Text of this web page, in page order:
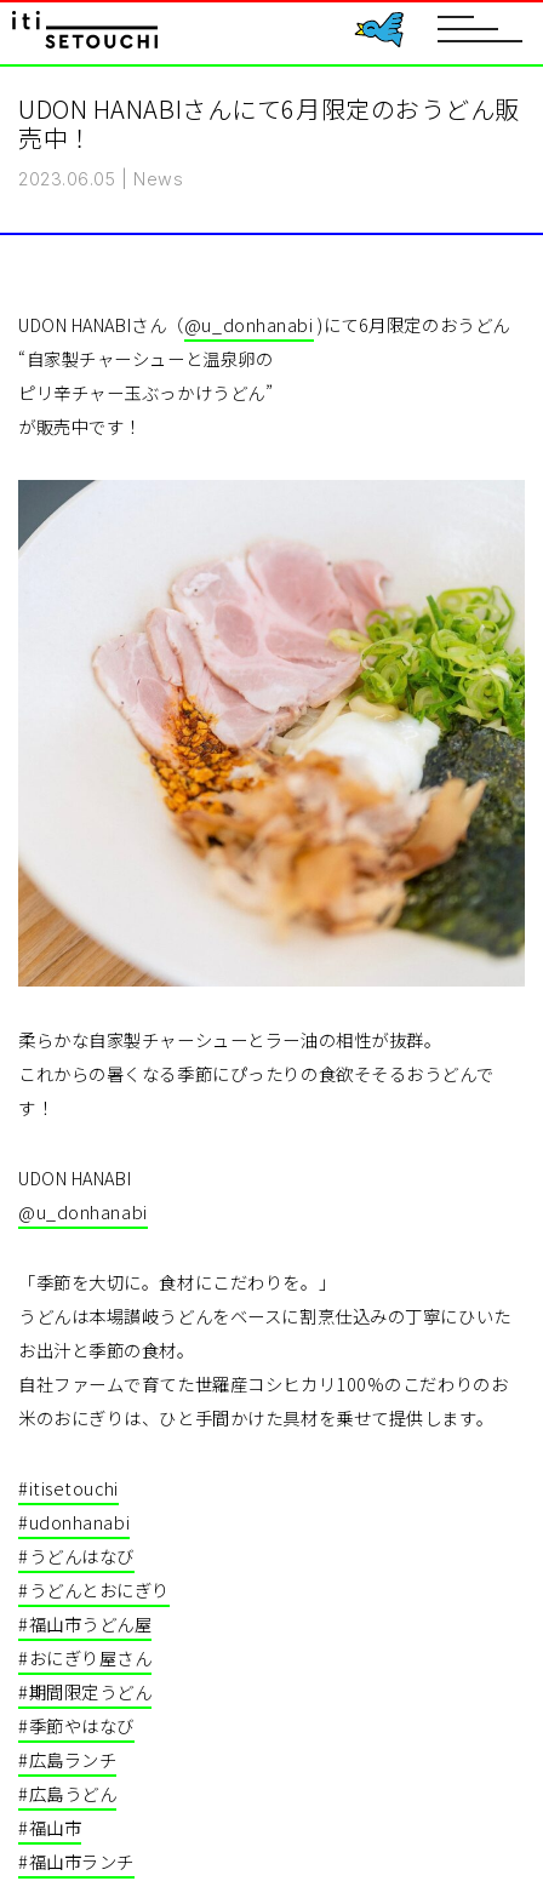
toggle
UDON HANABIさんにて6月限定のおうどん販
売中！
2023.06.05 News
UDON HANABIさん（@u_donhanabi )にて6月限定のおうどん
“自家製チャーシューと温泉卵の
ピリ辛チャー玉ぶっかけうどん”
が販売中です！
柔らかな自家製チャーシューとラー油の相性が抜群。
これからの暑くなる季節にぴったりの食欲そそるおうどんで
す！
UDON HANABI
@u_donhanabi
「季節を大切に。食材にこだわりを。」
うどんは本場讃岐うどんをベースに割烹仕込みの丁寧にひいた
お出汁と季節の食材。
自社ファームで育てた世羅産コシヒカリ100%のこだわりのお
米のおにぎりは、ひと手間かけた具材を乗せて提供します。
#itisetouchi
#udonhanabi
#うどんはなび
#うどんとおにぎり
#福山市うどん屋
#おにぎり屋さん
#期間限定うどん
#季節やはなび
#広島ランチ
#広島うどん
#福山市
#福山市ランチ